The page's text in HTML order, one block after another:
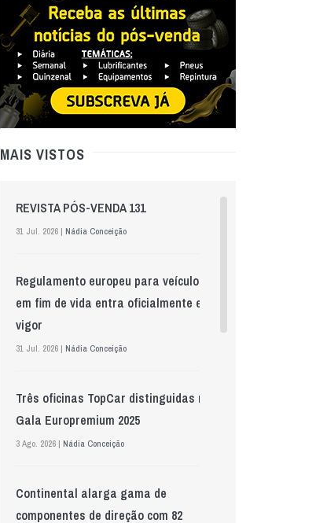
MAIS VISTOS
REVISTA PÓS-VENDA 131
31 Jul. 2026 | Nádia Conceição
Regulamento europeu para veículos
em fim de vida entra oficialmente em
vigor
31 Jul. 2026 | Nádia Conceição
Três oficinas TopCar distinguidas na
Gala Europremium 2025
3 Ago. 2026 | Nádia Conceição
Continental alarga gama de
componentes de direção com 82